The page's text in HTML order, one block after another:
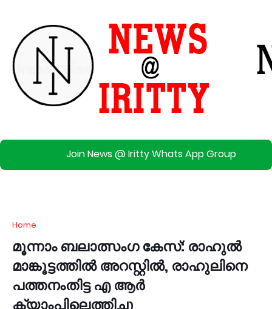
Join News @ Iritty Whats App Group
Home
മൂന്നാം ബലാത്സം​ഗ കേസ്: രാഹുൽ
മാങ്കൂട്ടത്തിൽ അറസ്റ്റിൽ, രാഹുലിനെ
പത്തനംതിട്ട എ ആർ
ക്യാംപിലെത്തിച്ചു